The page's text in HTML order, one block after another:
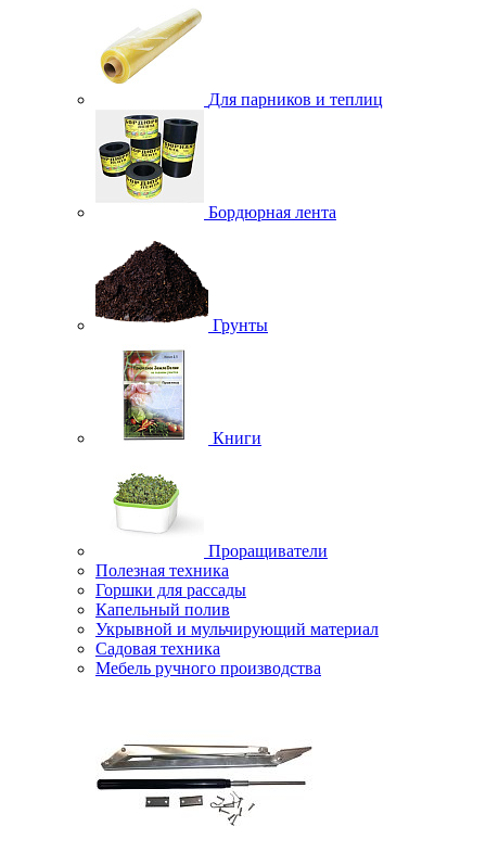
Для парников и теплиц
Бордюрная лента
Грунты
Книги
Проращиватели
Полезная техника
Горшки для рассады
Капельный полив
Укрывной и мульчирующий материал
Садовая техника
Мебель ручного производства